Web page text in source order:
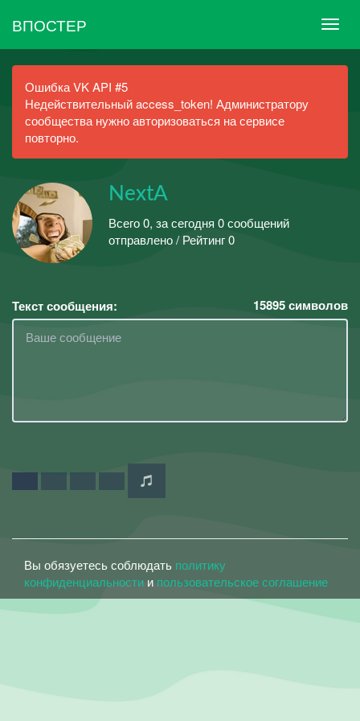
ВПОСТЕР
Ошибка VK API #5
Недействительный access_token! Администратору
сообщества нужно авторизоваться на сервисе
повторно.
NextA
Всего 0, за сегодня 0 сообщений
отправлено / Рейтинг 0
Текст сообщения: 15895символов
Вы обязуетесь соблюдать политику
конфиденциальности и пользовательское соглашение